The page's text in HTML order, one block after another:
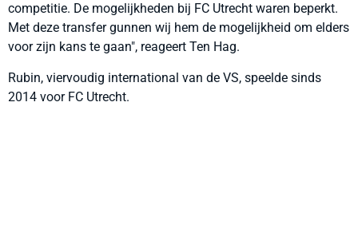
competitie. De mogelijkheden bij FC Utrecht waren beperkt.
Met deze transfer gunnen wij hem de mogelijkheid om elders
voor zijn kans te gaan", reageert Ten Hag.
Rubin, viervoudig international van de VS, speelde sinds
2014 voor FC Utrecht.